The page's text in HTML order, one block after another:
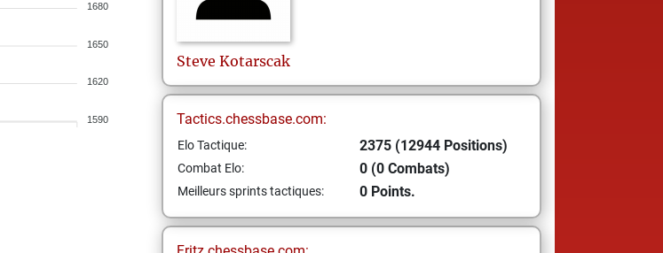
1680
1650
1620
1590
Steve Kotarscak
Tactics.chessbase.com:
Elo Tactique: 2375 (12944 Positions)
Combat Elo: 0 (0 Combats)
Meilleurs sprints tactiques: 0 Points.